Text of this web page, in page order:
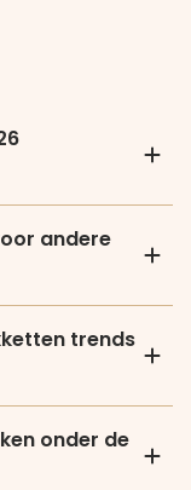
andere
trends
onder de